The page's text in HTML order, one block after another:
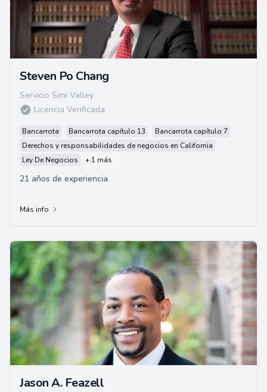
Steven Po Chang
Servicio Simi Valley
Licencia Verificada
Bancarrota Bancarrota capítulo 13
Bancarrota capítulo 7
Derechos y responsabilidades de negocios en California
Ley De Negocios
+ 1 más
21 años de experiencia
Más info
Jason A. Feazell